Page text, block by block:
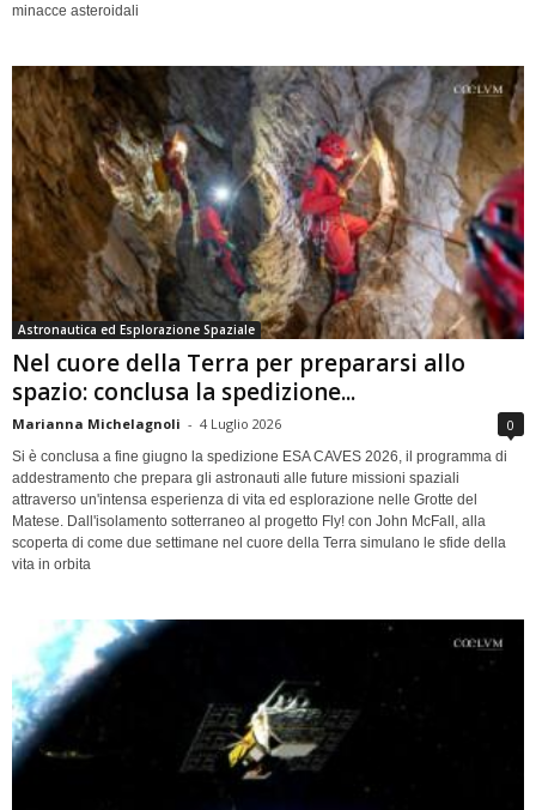
minacce asteroidali
Astronautica ed Esplorazione Spaziale
Nel cuore della Terra per prepararsi allo
spazio: conclusa la spedizione...
Marianna Michelagnoli - 4 Luglio 2026 0
Si è conclusa a fine giugno la spedizione ESA CAVES 2026, il programma di
addestramento che prepara gli astronauti alle future missioni spaziali
attraverso un'intensa esperienza di vita ed esplorazione nelle Grotte del
Matese. Dall'isolamento sotterraneo al progetto Fly! con John McFall, alla
scoperta di come due settimane nel cuore della Terra simulano le sfide della
vita in orbita